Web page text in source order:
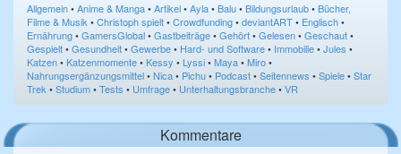
Allgemein•Anime & Manga•Artikel•Ayla•Balu•Bildungsurlaub•Bücher,
Filme & Musik •Christoph spielt•Crowdfunding•deviantART• Englisch•
Ernährung•GamersGlobal•Gastbeiträge•Gehört•Gelesen•Geschaut•
Gespielt•Gesundheit•Gewerbe• Hard- und Software• Immobilie•Jules •
Katzen•Katzenmomente•Kessy • Lyssi•Maya•Miro•
Nahrungsergänzungsmittel•Nica• Pichu• Podcast•Seitennews •Spiele•Star
Trek •Studium•Tests • Umfrage• Unterhaltungsbranche•VR
Kommentare